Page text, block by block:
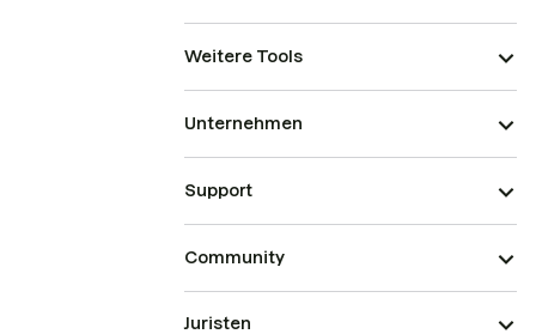
Weitere Tools
Unternehmen
Support
Community
Juristen